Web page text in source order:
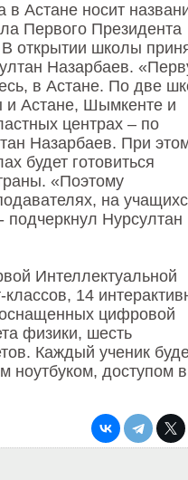
в Астане носит
Первого Президента
В открытии школы
Назарбаев.
в Астане. По две
и Астане, Шымкенте и
центрах – по
Назарбаев. При
будет готовиться
«Поэтому
на
Нурсултан
Интеллектуальной
14
цифровой
физики, шесть
Каждый ученик
ноутбуком, доступом в